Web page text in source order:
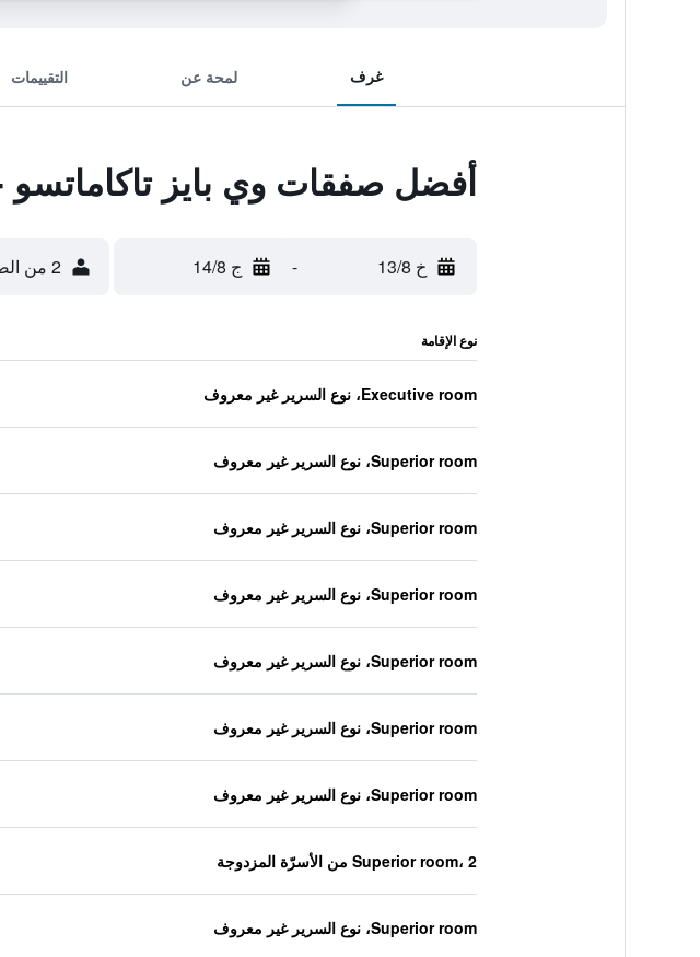
غرف لمحة عن التقييمات
أفضل صفقات وي بايز تاكاماتسو
خ 13/8 - ج 14/8 2 من الضيوف، غرفة واحدة
نوع الإقامة
Executive room، نوع السرير غير معروف
Superior room، نوع السرير غير معروف
Superior room، نوع السرير غير معروف
Superior room، نوع السرير غير معروف
Superior room، نوع السرير غير معروف
Superior room، نوع السرير غير معروف
Superior room، نوع السرير غير معروف
Superior room، 2 من الأسرّة المزدوجة
Superior room، نوع السرير غير معروف